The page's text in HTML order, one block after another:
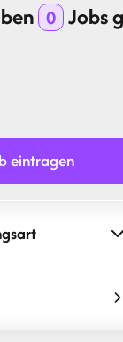
0 Jobs
eintragen